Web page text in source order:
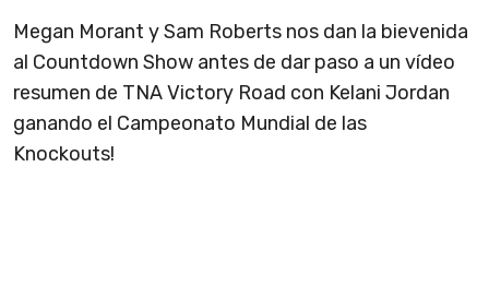
Megan Morant y Sam Roberts nos dan la bievenida
al Countdown Show antes de dar paso a un vídeo
resumen de TNA Victory Road con Kelani Jordan
ganando el Campeonato Mundial de las
Knockouts!